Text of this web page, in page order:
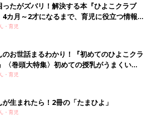
泉水100％の「アベンヌ ウオーター」
ったがズバリ！解決する本『ひよこクラブ
月～2才になるまで、育児に役立つ情報が
！
・育児
のお世話まるわかり！『初めてのひよこクラ
〈巻頭大特集〉初めての授乳がうまくい
ぱい・ミルクの基本と夏のトラブル 解決テ
・育児
生まれたら！2冊の「たまひよ」
・育児